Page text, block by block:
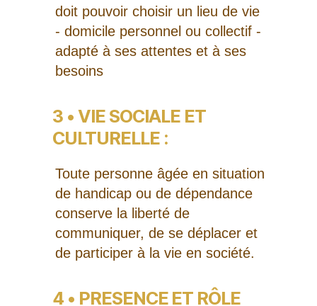
doit pouvoir choisir un lieu de vie
- domicile personnel ou collectif -
adapté à ses attentes et à ses
besoins
3 • VIE SOCIALE ET
CULTURELLE :
Toute personne âgée en situation
de handicap ou de dépendance
conserve la liberté de
communiquer, de se déplacer et
de participer à la vie en société.
4 • PRESENCE ET RÔLE